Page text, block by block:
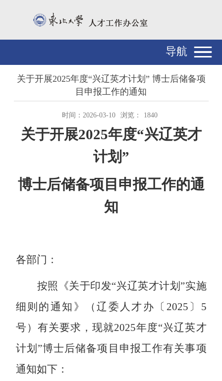
导航
关于开展2025年度“兴辽英才计划” 博士后储备项
目申报工作的通知
时间：2026-03-10 浏览： 1840
关于开展2025年度“兴辽英才
计划 ”
博士后储备项目申报工作的通
知
各部门：
按照《关于印发“兴辽英才计划 ”实施
细则的通知》（辽委人才办〔 2025 〕 5
号）有关要求，现就2025年度“兴辽英才
计划 ”博士后储备项目申报工作有关事项
通知如下：